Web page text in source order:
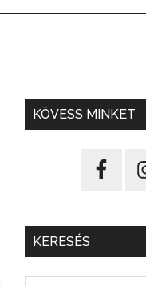
KÖVESS MINKET
KERESÉS